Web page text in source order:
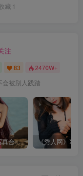
藏 1
注
83 2470W+
会被别人践踏
仙九Airi 高清写真合集[持续更新]